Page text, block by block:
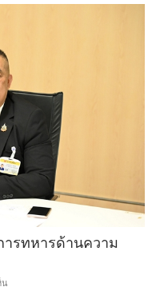
รทหารด้านความ
น